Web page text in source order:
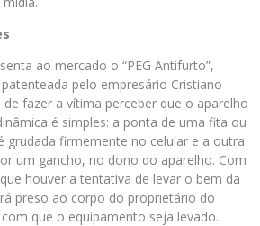
ao mercado o “PEG Antifurto”,
pelo empresário Cristiano
fazer a vítima perceber que o aparelho
é simples: a ponta de uma fita ou
grudada firmemente no celular e a outra
um gancho, no dono do aparelho. Com
houver a tentativa de levar o bem da
preso ao corpo do proprietário do
que o equipamento seja levado.